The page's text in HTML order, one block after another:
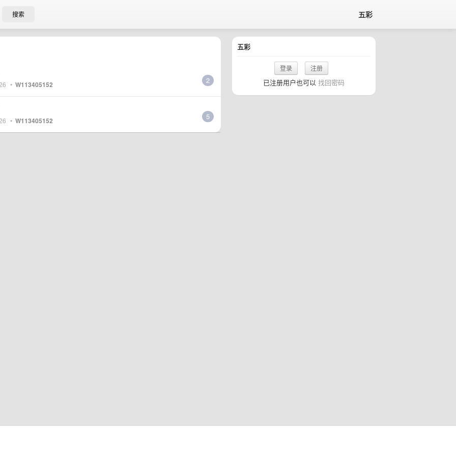
搜索 五彩
• W113405152 2
• W113405152 5
五彩
登录 注册
已注册用户也可以找回密码